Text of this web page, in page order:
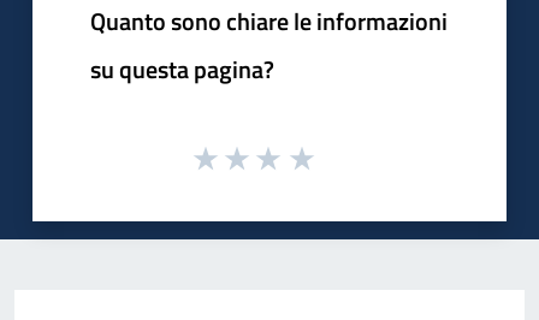
Quanto sono chiare le informazioni
su questa pagina?